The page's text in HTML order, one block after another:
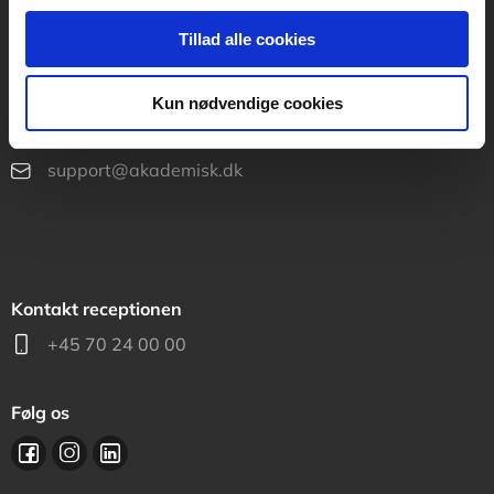
Tillad alle cookies
Kun nødvendige cookies
Kontakt teknisk support
Mandag-fredag: kl. 8-16
support@akademisk.dk
Kontakt receptionen
+45 70 24 00 00
Følg os